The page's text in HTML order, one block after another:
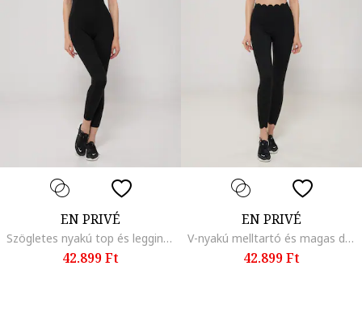
EN PRIVÉ
Szögletes nyakú top és leggings szett, Fekete
42.899 Ft
EN PRIVÉ
V-nyakú melltartó és magas derekú leggings szett, Fekete
42.899 Ft